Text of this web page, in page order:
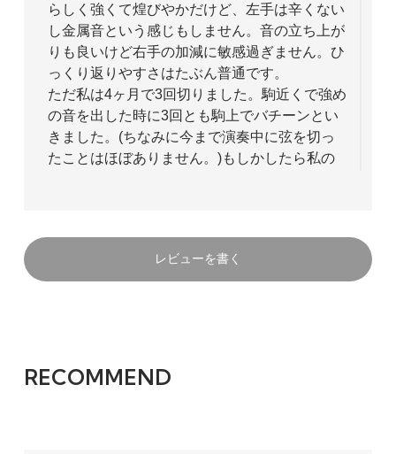
らしく強くて煌びやかだけど、左手は辛くない
し金属音という感じもしません。音の立ち上が
りも良いけど右手の加減に敏感過ぎません。ひ
っくり返りやすさはたぶん普通です。
ただ私は4ヶ月で3回切りました。駒近くで強め
の音を出した時に3回とも駒上でバチーンとい
きました。(ちなみに今まで演奏中に弦を切っ
たことはほぼありません。)もしかしたら私の
が大きいですし、オケの本番を考えると怖すぎ
るので、大人しくGBにかえました。
ない初心者にもおすすめできる弦です。一度試
レビューを書く
RECOMMEND